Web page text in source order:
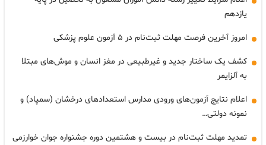
یازدهم
امروز آخرین فرصت مهلت ثبت‌نام در ۵ آزمون علوم پزشکی
کشف یک ساختار جدید و غیرطبیعی در مغز انسان و موش‌های مبتلا
به آلزایمر
اعلام نتایج آزمون‌های ورودی مدارس استعدادهای درخشان (سمپاد) و
نمونه دولتی…
تمدید مهلت ثبت‌نام در بیست و هشتمین دوره جشنواره جوان خوارزمی